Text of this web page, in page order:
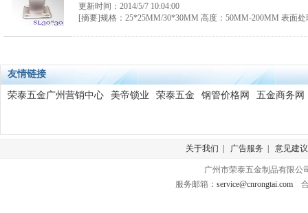
更新时间： 2014/5/7 10:04:00
[摘要]规格：25*25MM/30*30MM 高度：50MM-200MM 表面
友情链接
荣泰五金广州营销中心 美帝锁业 荣泰五金 钢管价格网 五金商务网
关于我们 广告服务 意见建议
广州市荣泰五金制品有限
服务邮箱： service@cnrongtai.com 合